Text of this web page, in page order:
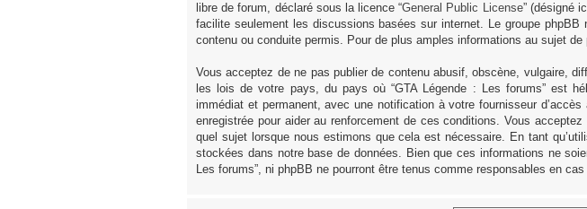
libre de forum, déclaré sous la licence “General Public License” (désigné
facilite seulement les discussions basées sur internet. Le groupe
contenu ou conduite permis. Pour de plus amples informations au sujet
Vous acceptez de ne pas publier de contenu abusif, obscène, vulgaire,
les lois de votre pays, du pays où “GTA Légende : Les forums” est
immédiat et permanent, avec une notification à votre fournisseur
enregistrée pour aider au renforcement de ces conditions. Vous
quel sujet lorsque nous estimons que cela est nécessaire. En tant
stockées dans notre base de données. Bien que ces informations ne
Les forums”, ni phpBB ne pourront être tenus comme responsables en